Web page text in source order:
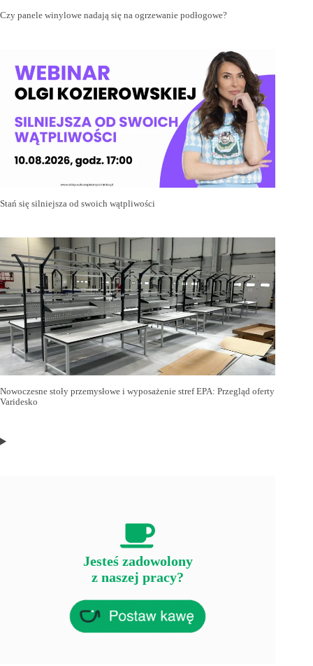
Czy panele winylowe nadają się na ogrzewanie podłogowe?
Stań się silniejsza od swoich wątpliwości
Nowoczesne stoły przemysłowe i wyposażenie stref EPA: Przegląd oferty
Varidesko
Jesteś zadowolony
z naszej pracy?